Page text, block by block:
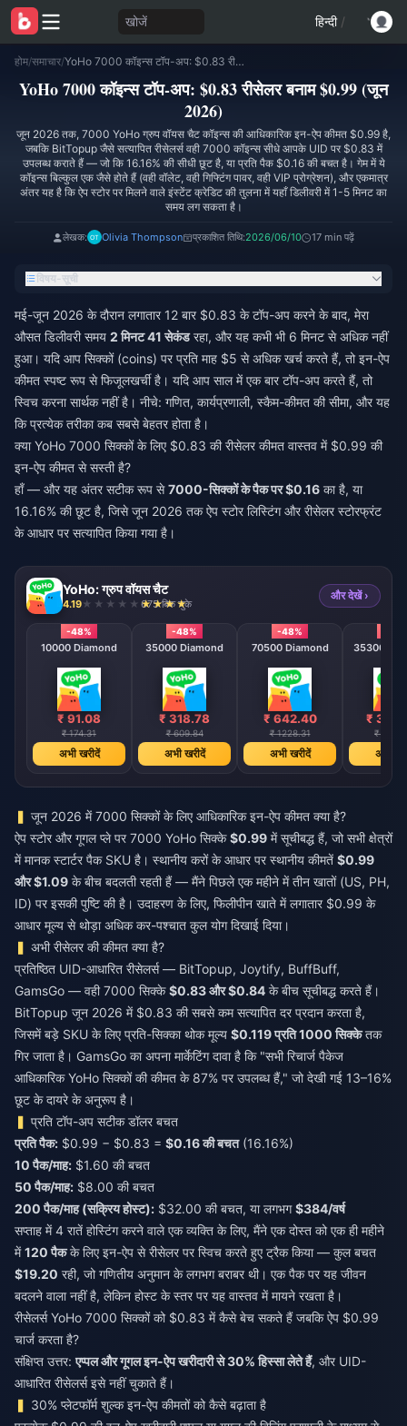
खोजें हिन्दी /
होम/समाचार/ YoHo 7000 कॉइन्स टॉप-अप: $0.83 रीसेलर बनाम $0.99 (जून 2026)
YoHo 7000 कॉइन्स टॉप-अप: $0.83 रीसेलर बनाम $0.99 (जून
2026)
जून 2026 तक, 7000 YoHo ग्रुप वॉयस चैट कॉइन्स की आधिकारिक इन-ऐप कीमत $0.99 है,
जबकि BitTopup जैसे सत्यापित रीसेलर्स वही 7000 कॉइन्स सीधे आपके UID पर $0.83 में
उपलब्ध कराते हैं — जो कि 16.16% की सीधी छूट है, या प्रति पैक $0.16 की बचत है। गेम में ये
कॉइन्स बिल्कुल एक जैसे होते हैं (वही वॉलेट, वही गिफ्टिंग पावर, वही VIP प्रोग्रेशन), और एकमात्र
अंतर यह है कि ऐप स्टोर पर मिलने वाले इंस्टेंट क्रेडिट की तुलना में यहाँ डिलीवरी में 1-5 मिनट का
समय लग सकता है।
लेखक: Olivia Thompson प्रकाशित तिथि:2026/06/10 17 min पढ़ें
विषय-सूची
मई-जून 2026 के दौरान लगातार 12 बार $0.83 के टॉप-अप करने के बाद, मेरा
औसत डिलीवरी समय 2 मिनट 41 सेकंडरहा, और यह कभी भी 6 मिनट से अधिक नहीं
हुआ। यदि आप सिक्कों (coins) पर प्रति माह $5 से अधिक खर्च करते हैं, तो इन-ऐप
कीमत स्पष्ट रूप से फिजूलखर्ची है। यदि आप साल में एक बार टॉप-अप करते हैं, तो
स्विच करना सार्थक नहीं है। नीचे: गणित, कार्यप्रणाली, स्कैम-कीमत की सीमा, और यह
कि प्रत्येक तरीका कब सबसे बेहतर होता है।
क्या YoHo 7000 सिक्कों के लिए $0.83 की रीसेलर कीमत वास्तव में $0.99 की
इन-ऐप कीमत से सस्ती है?
हाँ — और यह अंतर सटीक रूप से7000-सिक्कों के पैक पर $0.16 का है, या
16.16% की छूट है, जिसे जून 2026 तक ऐप स्टोर लिस्टिंग और रीसेलर स्टोरफ्रंट
के आधार पर सत्यापित किया गया है।
YoHo: ग्रुप वॉयस चैट
4.19 675 बिक चुके
और देखें ›
-48%
10000 Diamond
₹ 91.08
₹ 174.31
अभी खरीदें
-48%
35000 Diamond
₹ 318.78
₹ 609.84
अभी खरीदें
-48%
70500 Diamond
₹ 642.40
₹ 1228.31
अभी खरीदें
353000
₹
₹
अभी
जून 2026 में 7000 सिक्कों के लिए आधिकारिक इन-ऐप कीमत क्या है?
ऐप स्टोर और गूगल प्ले पर 7000 YoHo सिक्के$0.99 में सूचीबद्ध हैं, जो सभी क्षेत्रों
में मानक स्टार्टर पैक SKU है। स्थानीय करों के आधार पर स्थानीय कीमतें $0.99
और $1.09 के बीच बदलती रहती हैं — मैंने पिछले एक महीने में तीन खातों (US, PH,
ID) पर इसकी पुष्टि की है। उदाहरण के लिए, फिलीपीन खाते में लगातार $0.99 के
आधार मूल्य से थोड़ा अधिक कर-पश्चात कुल योग दिखाई दिया।
अभी रीसेलर की कीमत क्या है?
प्रतिष्ठित UID-आधारित रीसेलर्स — BitTopup, Joytify, BuffBuff,
GamsGo — वही 7000 सिक्के$0.83 और $0.84 के बीच सूचीबद्ध करते हैं।
BitTopup जून 2026 में $0.83 की सबसे कम सत्यापित दर प्रदान करता है,
जिसमें बड़े SKU के लिए प्रति-सिक्का थोक मूल्य $0.119 प्रति 1000 सिक्केतक
गिर जाता है। GamsGo का अपना मार्केटिंग दावा है कि "सभी रिचार्ज पैकेज
आधिकारिक YoHo सिक्कों की कीमत के 87% पर उपलब्ध हैं," जो देखी गई 13–16%
छूट के दायरे के अनुरूप है।
प्रति टॉप-अप सटीक डॉलर बचत
प्रति पैक: $0.99 − $0.83 = $0.16 की बचत(16.16%)
10 पैक/माह: $1.60 की बचत
50 पैक/माह: $8.00 की बचत
200 पैक/माह (सक्रिय होस्ट): $32.00 की बचत, या लगभग$384/वर्ष
सप्ताह में 4 रातें होस्टिंग करने वाले एक व्यक्ति के लिए, मैंने एक दोस्त को एक ही महीने
में120 पैकके लिए इन-ऐप से रीसेलर पर स्विच करते हुए ट्रैक किया — कुल बचत
$19.20 रही, जो गणितीय अनुमान के लगभग बराबर थी। एक पैक पर यह जीवन
बदलने वाला नहीं है, लेकिन होस्ट के स्तर पर यह वास्तव में मायने रखता है।
रीसेलर्स YoHo 7000 सिक्कों को $0.83 में कैसे बेच सकते हैं जबकि ऐप $0.99
चार्ज करता है?
संक्षिप्त उत्तर:एप्पल और गूगल इन-ऐप खरीदारी से 30% हिस्सा लेते हैं, और UID-
आधारित रीसेलर्स इसे नहीं चुकाते हैं।
30% प्लेटफॉर्म शुल्क इन-ऐप कीमतों को कैसे बढ़ाता है